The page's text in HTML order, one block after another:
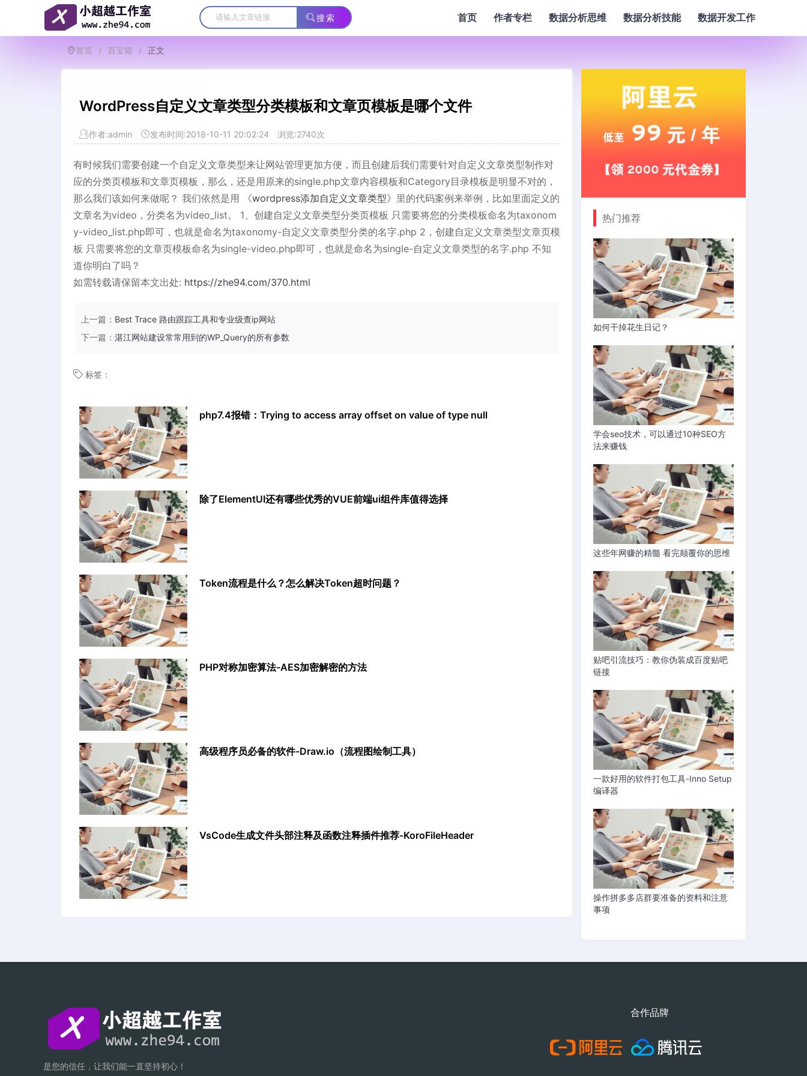
搜索 首页 作者专栏 数据分析思维 数据分析技能 数据开发工作
首页 / 百宝箱 / 正文
WordPress自定义文章类型分类模板和文章页模板是哪个文件
作者:admin 发布时间:2018-10-11 20:02:24 浏览:2740次
有时候我们需要创建一个自定义文章类型来让网站管理更加方便，而且创建后我们需要针对自定义文章类型制作对
应的分类页模板和文章页模板，那么，还是用原来的single.php文章内容模板和Category目录模板是明显不对的，
那么我们该如何来做呢？ 我们依然是用 《wordpress添加自定义文章类型》里的代码案例来举例，比如里面定义的
文章名为video，分类名为video_list。 1、创建自定义文章类型分类页模板 只需要将您的分类模板命名为taxonom
y-video_list.php即可，也就是命名为taxonomy-自定义文章类型分类的名字.php 2，创建自定义文章类型文章页模
板 只需要将您的文章页模板命名为single-video.php即可，也就是命名为single-自定义文章类型的名字.php 不知
道你明白了吗？
如需转载请保留本文出处: https://zhe94.com/370.html
上一篇： Best Trace 路由跟踪工具和专业级查ip网站
下一篇： 湛江网站建设常常用到的WP_Query的所有参数
标签：
php7.4报错：Trying to access array offset on value of type null
除了ElementUI还有哪些优秀的VUE前端ui组件库值得选择
Token流程是什么？怎么解决Token超时问题？
PHP对称加密算法-AES加密解密的方法
高级程序员必备的软件-Draw.io（流程图绘制工具）
VsCode生成文件头部注释及函数注释插件推荐-KoroFileHeader
热门推荐
如何干掉花生日记？
学会seo技术，可以通过10种SEO方
法来赚钱
这些年网赚的精髓 看完颠覆你的思维
贴吧引流技巧：教你伪装成百度贴吧
链接
一款好用的软件打包工具-Inno Setup
编译器
操作拼多多店群要准备的资料和注意
事项
是您的信任，让我们能一直坚持初心！
合作品牌